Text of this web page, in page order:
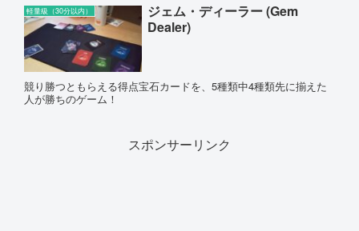
軽量級（30分以内）
ジェム・ディーラー (Gem
Dealer)
競り勝つともらえる得点宝石カードを、5種類中4種類先に揃えた
人が勝ちのゲーム！
スポンサーリンク